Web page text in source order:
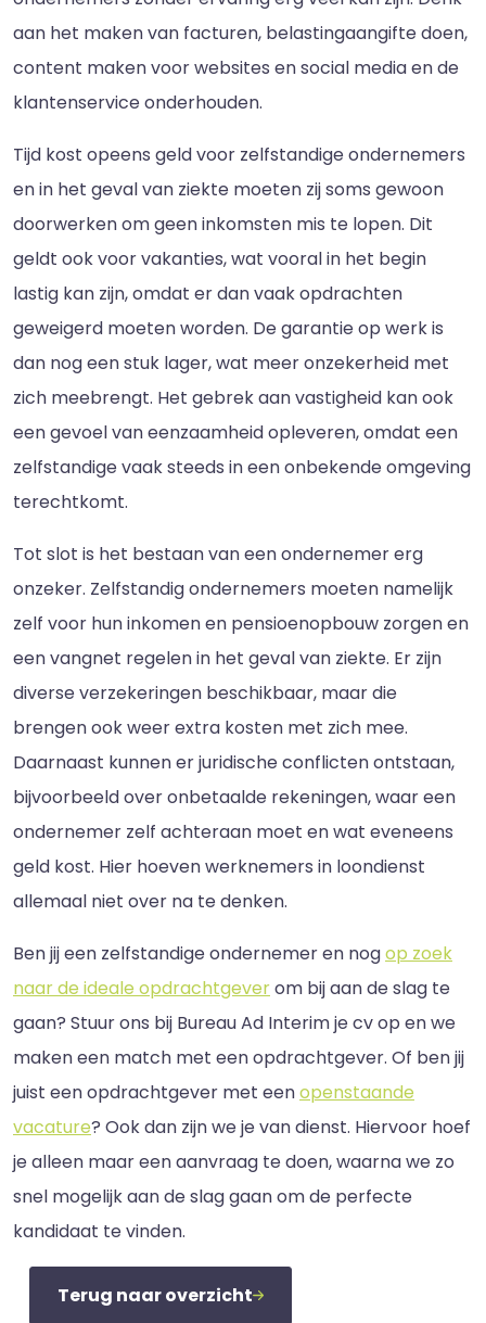
aan het maken van facturen, belastingaangifte doen,
content maken voor websites en social media en de
klantenservice onderhouden.
Tijd kost opeens geld voor zelfstandige ondernemers
en in het geval van ziekte moeten zij soms gewoon
doorwerken om geen inkomsten mis te lopen. Dit
geldt ook voor vakanties, wat vooral in het begin
lastig kan zijn, omdat er dan vaak opdrachten
geweigerd moeten worden. De garantie op werk is
dan nog een stuk lager, wat meer onzekerheid met
zich meebrengt. Het gebrek aan vastigheid kan ook
een gevoel van eenzaamheid opleveren, omdat een
zelfstandige vaak steeds in een onbekende omgeving
terechtkomt.
Tot slot is het bestaan van een ondernemer erg
onzeker. Zelfstandig ondernemers moeten namelijk
zelf voor hun inkomen en pensioenopbouw zorgen en
een vangnet regelen in het geval van ziekte. Er zijn
diverse verzekeringen beschikbaar, maar die
brengen ook weer extra kosten met zich mee.
Daarnaast kunnen er juridische conflicten ontstaan,
bijvoorbeeld over onbetaalde rekeningen, waar een
ondernemer zelf achteraan moet en wat eveneens
geld kost. Hier hoeven werknemers in loondienst
allemaal niet over na te denken.
Ben jij een zelfstandige ondernemer en nogop zoek
naar de ideale opdrachtgeverom bij aan de slag te
gaan? Stuur ons bij Bureau Ad Interim je cv op en we
maken een match met een opdrachtgever. Of ben jij
juist een opdrachtgever met eenopenstaande
vacature? Ook dan zijn we je van dienst. Hiervoor hoef
je alleen maar een aanvraag te doen, waarna we zo
snel mogelijk aan de slag gaan om de perfecte
kandidaat te vinden.
Terug naar overzicht